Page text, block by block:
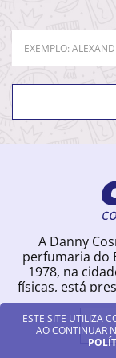
ESTE SITE UTILIZA
AO CONTINUAR
Kitty -